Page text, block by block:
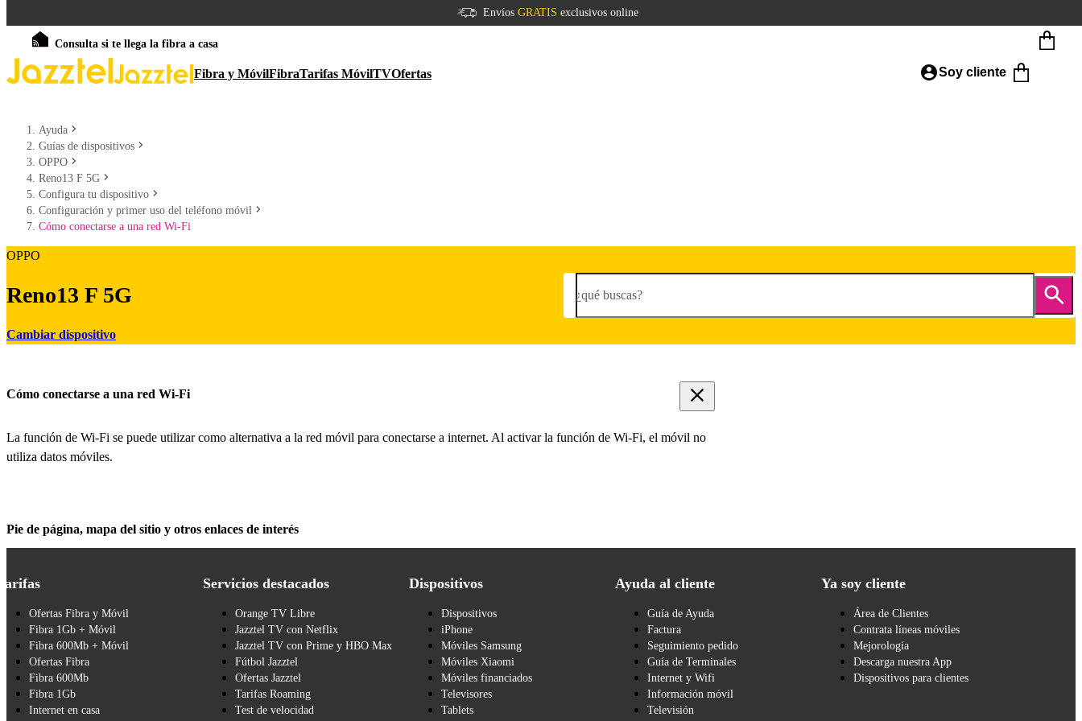
Envíos GRATIS exclusivos online
Consulta si te llega la fibra a casa
Fibra y MóvilFibraTarifas MóvilTVOfertas Soy cliente
Ayuda
Guías de dispositivos
OPPO
Reno13 F 5G
Configura tu dispositivo
Configuración y primer uso del teléfono móvil
Cómo conectarse a una red Wi-Fi
OPPO
Reno13 F 5G
Cambiar dispositivo
¿qué buscas?
Cómo conectarse a una red Wi-Fi
La función de Wi-Fi se puede utilizar como alternativa a la red móvil para conectarse a internet. Al activar la función de Wi-Fi, el móvil no
utiliza datos móviles.
Pie de página, mapa del sitio y otros enlaces de interés
Ofertas Fibra y Móvil
Fibra 1Gb + Móvil
Fibra 600Mb + Móvil
Ofertas Fibra
Fibra 600Mb
Fibra 1Gb
Internet en casa
Servicios destacados
Orange TV Libre
Jazztel TV con Netflix
Jazztel TV con Prime y HBO Max
Fútbol Jazztel
Ofertas Jazztel
Tarifas Roaming
Test de velocidad
Dispositivos
Dispositivos
iPhone
Móviles Samsung
Móviles Xiaomi
Móviles financiados
Televisores
Tablets
Ayuda al cliente
Guía de Ayuda
Factura
Seguimiento pedido
Guía de Terminales
Internet y Wifi
Información móvil
Televisión
Ya soy cliente
Área de Clientes
Contrata líneas móviles
Mejorología
Descarga nuestra App
Dispositivos para clientes